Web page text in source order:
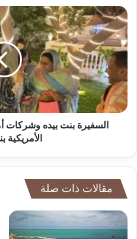
السفيرة بنت بيده وشركات
الأمريكية
مقالات ذات صلة